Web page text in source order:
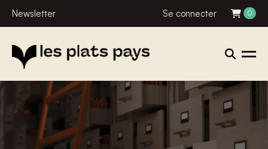
Newsletter Se connecter 0